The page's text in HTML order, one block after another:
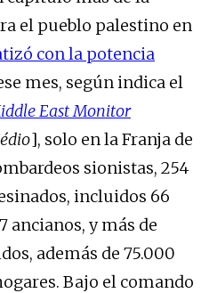
el pueblo palestino en
con la potencia
mes, según indica el
East Monitor
], solo en la Franja de
sionistas, 254
incluidos 66
ancianos, y más de
además de 75.000
Bajo el comando